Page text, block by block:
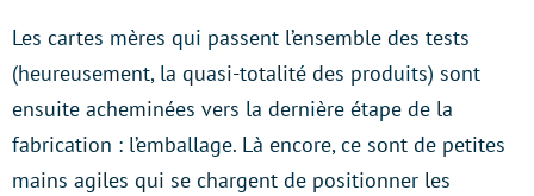
Les cartes mères qui passent l’ensemble des tests
(heureusement, la quasi-totalité des produits) sont
ensuite acheminées vers la dernière étape de la
fabrication : l’emballage. Là encore, ce sont de petites
mains agiles qui se chargent de positionner les